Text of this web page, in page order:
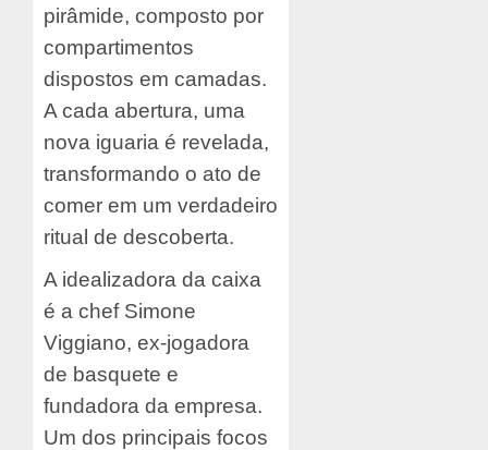
pirâmide, composto por
compartimentos
dispostos em camadas.
A cada abertura, uma
nova iguaria é revelada,
transformando o ato de
comer em um verdadeiro
ritual de descoberta.
A idealizadora da caixa
é a chef Simone
Viggiano, ex-jogadora
de basquete e
fundadora da empresa.
Um dos principais focos